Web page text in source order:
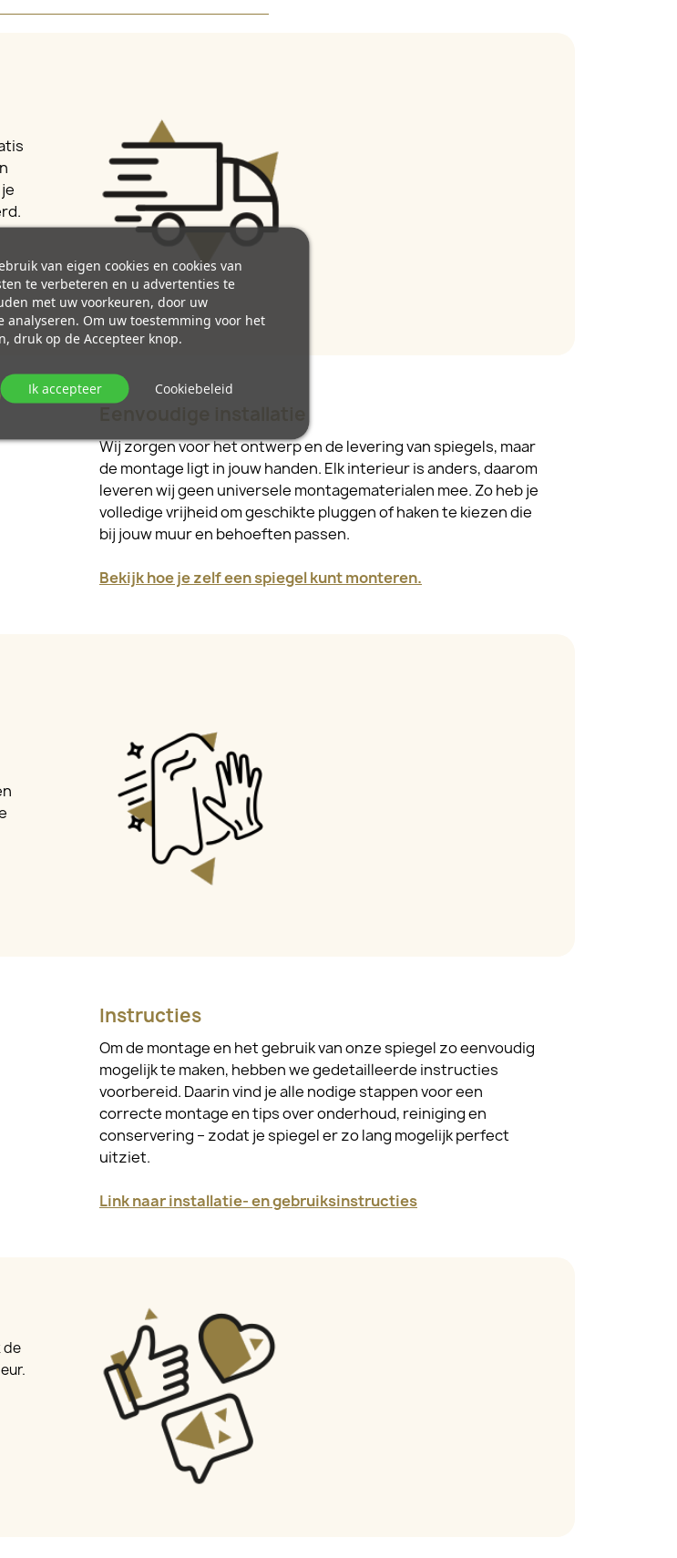
Wij zorgen voor het ontwerp en de levering van spiegels, maar
de montage ligt in jouw handen. Elk interieur is anders, daarom
leveren wij geen universele montagematerialen mee. Zo heb je
volledige vrijheid om geschikte pluggen of haken te kiezen die
bij jouw muur en behoeften passen.
Bekijk hoe je zelf een spiegel kunt monteren.
Instructies
Om de montage en het gebruik van onze spiegel zo eenvoudig
mogelijk te maken, hebben we gedetailleerde instructies
voorbereid. Daarin vind je alle nodige stappen voor een
correcte montage en tips over onderhoud, reiniging en
conservering – zodat je spiegel er zo lang mogelijk perfect
uitziet.
Link naar installatie- en gebruiksinstructies
de
van eigen cookies en cookies van
te verbeteren en u advertenties te
met uw voorkeuren, door uw
analyseren. Om uw toestemming voor het
druk op de Accepteer knop.
Cookiebeleid
Ik accepteer